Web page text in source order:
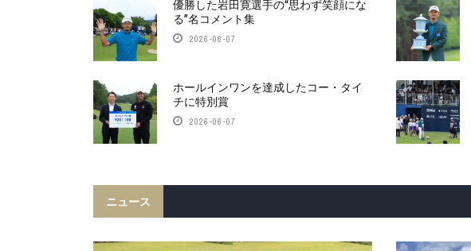
優勝した岩田寛選手の“思わず笑顔にな
る”名コメント集
2026-06-07
ホールインワンを達成したコー・タイ
チに特別賞
2026-06-07
ニュース